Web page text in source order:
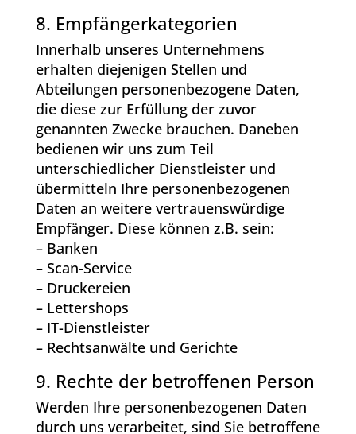
8. Empfängerkategorien
Innerhalb unseres Unternehmens
erhalten diejenigen Stellen und
Abteilungen personenbezogene Daten,
die diese zur Erfüllung der zuvor
genannten Zwecke brauchen. Daneben
bedienen wir uns zum Teil
unterschiedlicher Dienstleister und
übermitteln Ihre personenbezogenen
Daten an weitere vertrauenswürdige
Empfänger. Diese können z.B. sein:
– Banken
– Scan-Service
– Druckereien
– Lettershops
– IT-Dienstleister
– Rechtsanwälte und Gerichte
9. Rechte der betroffenen Person
Werden Ihre personenbezogenen Daten
durch uns verarbeitet, sind Sie betroffene